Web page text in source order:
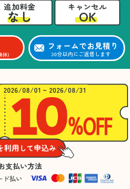
追加料金
なし
キャンセル
OK
休)
フォームでお見積り
30分以内にご返信します
2026/08/01 ~ 2026/08/31
支払い方法
ド払い